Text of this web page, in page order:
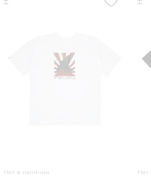
Нет в наличии Нет